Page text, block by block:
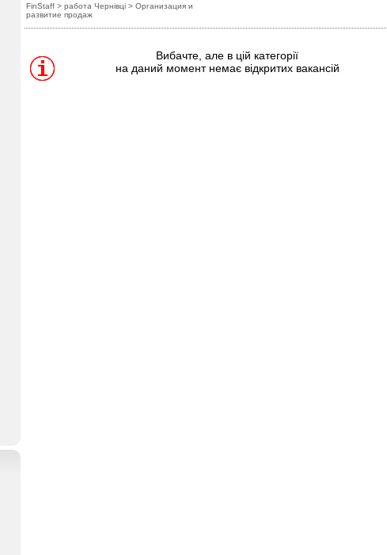
FinStaff > работа Чернівці > Организация и
развитие продаж
Вибачте, але в цій категорії
на даний момент немає відкритих вакансій